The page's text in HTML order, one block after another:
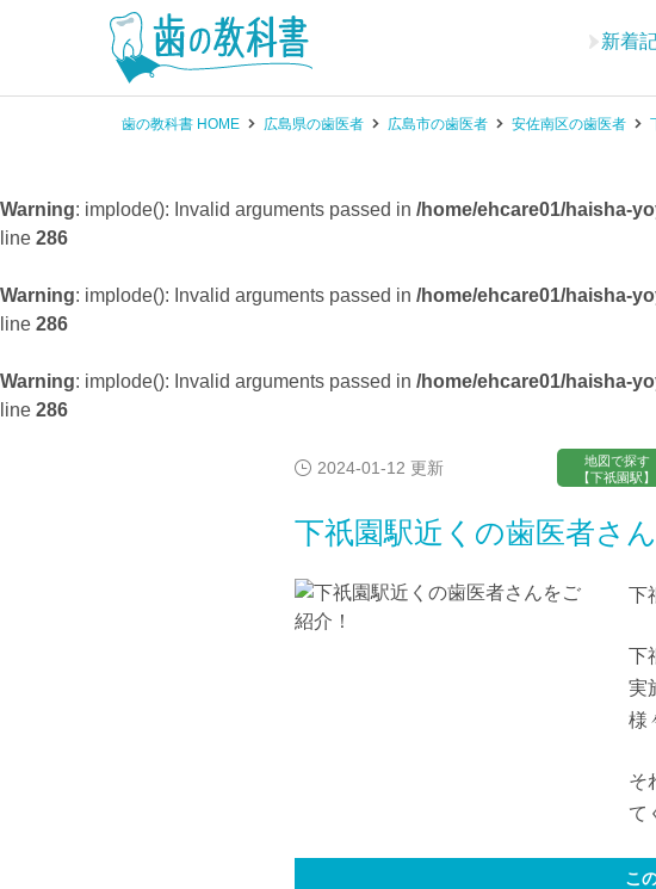
新着
歯の教科書 HOME 広島県の歯医者 広島市の歯医者 安佐南区の歯医者
Warning: implode(): Invalid arguments passed in /home/ehcare01/haisha-
line 286
Warning: implode(): Invalid arguments passed in /home/ehcare01/haisha-
line 286
Warning: implode(): Invalid arguments passed in /home/ehcare01/haisha-
line 286
2024-01-12 更新
地図で探す
【下祇園駅】
下祇園駅近くの歯医者さ
下
下
実
様
そ
て
こ